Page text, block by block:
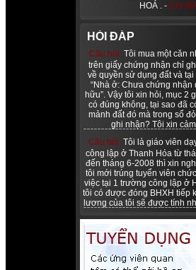
HOÁ . - Chi tiết
HỎI ĐÁP
Câu hỏi :Tôi mua một căn
trên giấy chứng nhận chỉ
về quyền sử dụng đất và tại
“Nhà ở: Chưa chứng nhận
hữu”. Vậy tôi xin hỏi, mục 2
có đúng không, tại sao đã
mảnh đất đó mà trong sổ
ghi nhận? Tôi xin
Câu hỏi :Tôi là giáo viên
công lập ở Thanh Hóa từ
đến tháng 6-2008 thì xin
tôi mới trúng tuyển viên
việc tại 1 trường công lập ở
tôi có được đóng BHXH tiếp
lương của tôi sẽ được tính